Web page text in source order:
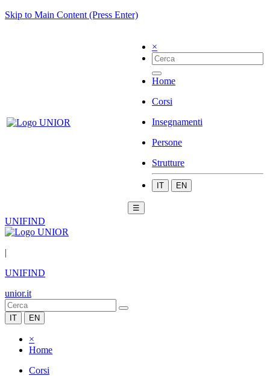
Skip to Main Content (Press Enter)
×
Home
Corsi
Insegnamenti
Persone
Strutture
IT EN
☰
UNIFIND
|
UNIFIND
unior.it
IT EN
×
Home
Corsi